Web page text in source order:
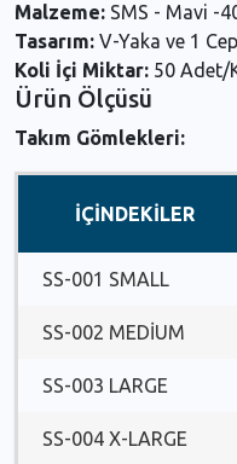
Malzeme: SMS - Mavi -
Tasarım: V-Yaka ve 1
Koli İçi Miktar: 50 Adet/
Ürün Ölçüsü
Takım Gömlekleri:
İÇİNDEKİLER
SS-001 SMALL
SS-002 MEDIUM
SS-003 LARGE
SS-004 X-LARGE